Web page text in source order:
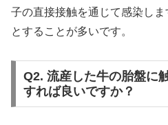
子の直接接触を通じて感染し
とすることが多いです。
Q2. 流産した牛の胎盤に
すれば良いですか？